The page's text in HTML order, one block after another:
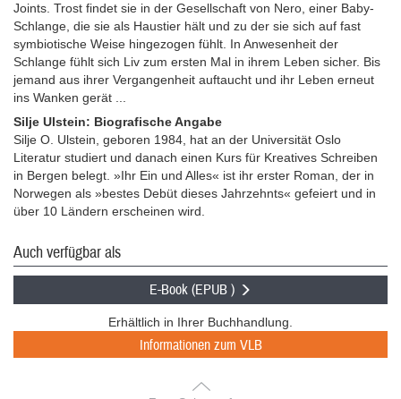
Joints. Trost findet sie in der Gesellschaft von Nero, einer Baby-
Schlange, die sie als Haustier hält und zu der sie sich auf fast
symbiotische Weise hingezogen fühlt. In Anwesenheit der
Schlange fühlt sich Liv zum ersten Mal in ihrem Leben sicher. Bis
jemand aus ihrer Vergangenheit auftaucht und ihr Leben erneut
ins Wanken gerät ...
Silje Ulstein: Biografische Angabe
Silje O. Ulstein, geboren 1984, hat an der Universität Oslo
Literatur studiert und danach einen Kurs für Kreatives Schreiben
in Bergen belegt. »Ihr Ein und Alles« ist ihr erster Roman, der in
Norwegen als »bestes Debüt dieses Jahrzehnts« gefeiert und in
über 10 Ländern erscheinen wird.
Auch verfügbar als
E-Book (EPUB )
Erhältlich in Ihrer Buchhandlung.
Informationen zum VLB